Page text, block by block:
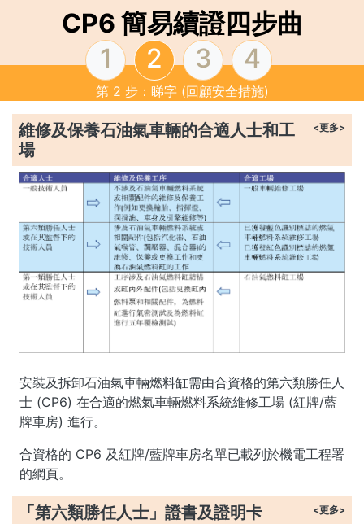
CP6 簡易續證四步曲
1
2 3 4
第 2 步：睇字 (回顧安全措施)
「第六類勝任人士」證書及證明卡 <更多>
維修及保養石油氣車輛的合適人士和工
場
<更多>
安裝及拆卸石油氣車輛燃料缸需由合資格的第六類勝任人
士 (CP6) 在合適的燃氣車輛燃料系統維修工場 (紅牌/藍
牌車房) 進行。
合資格的 CP6 及紅牌/藍牌車房名單已載列於機電工程署
的網頁。